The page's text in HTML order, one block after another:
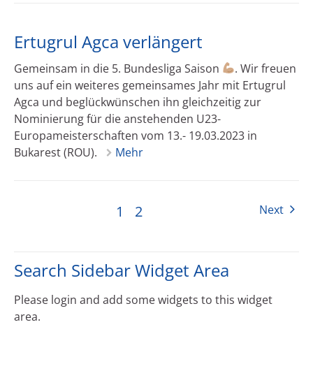
Ertugrul Agca verlängert
Gemeinsam in die 5. Bundesliga Saison
. Wir freuen
uns auf ein weiteres gemeinsames Jahr mit Ertugrul
Agca und beglückwünschen ihn gleichzeitig zur
Nominierung für die anstehenden U23-
Europameisterschaften vom 13.- 19.03.2023 in
Bukarest (ROU).
Mehr
1 2 Next
Search Sidebar Widget Area
Please login and add some widgets to this widget
area.